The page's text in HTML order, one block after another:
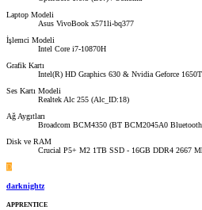
Laptop Modeli
Asus VivoBook x571li-bq377
İşlemci Modeli
Intel Core i7-10870H
Grafik Kartı
Intel(R) HD Graphics 630 & Nvidia Geforce
Ses Kartı Modeli
Realtek Alc 255 (Alc_ID:18)
Ağ Aygıtları
Broadcom BCM4350 (BT BCM2045A0
Disk ve RAM
Crucial P5+ M2 1TB SSD - 16GB DDR4 2667
D
darknightz
APPRENTICE